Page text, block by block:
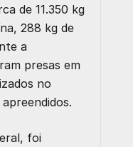
de 11.350 kg
288 kg de
a
presas em
no
foi